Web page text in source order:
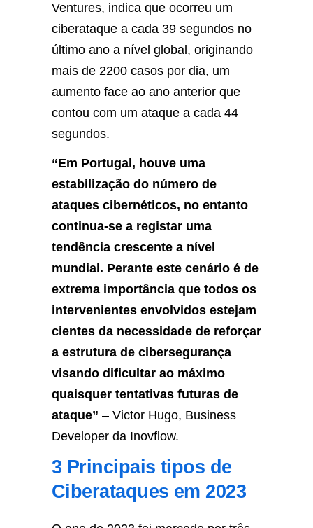
Ventures, indica que ocorreu um
ciberataque a cada 39 segundos no
último ano a nível global, originando
mais de 2200 casos por dia, um
aumento face ao ano anterior que
contou com um ataque a cada 44
segundos.
“Em Portugal, houve uma
estabilização do número de
ataques cibernéticos, no entanto
continua-se a registar uma
tendência crescente a nível
mundial. Perante este cenário é de
extrema importância que todos os
intervenientes envolvidos estejam
cientes da necessidade de reforçar
a estrutura de cibersegurança
visando dificultar ao máximo
quaisquer tentativas futuras de
ataque” – Victor Hugo, Business
Developer da Inovflow.
3 Principais tipos de
Ciberataques em 2023